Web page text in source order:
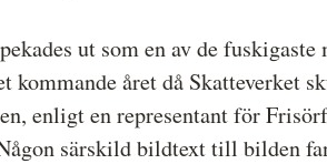
ut som en av de
kommande året då Skatteverket
enligt en representant för
särskild bildtext till bilden